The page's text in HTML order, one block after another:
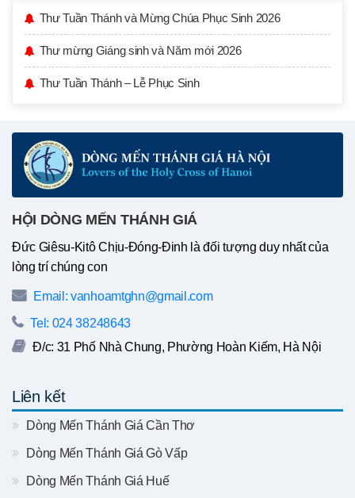
Thư Tuần Thánh và Mừng Chúa Phục Sinh 2026
Thư mừng Giáng sinh và Năm mới 2026
Thư Tuần Thánh – Lễ Phục Sinh
HỘI DÒNG MẾN THÁNH GIÁ
Đức Giêsu-Kitô Chịu-Đóng-Đinh là đối tượng duy nhất của
lòng trí chúng con
Email: vanhoamtghn@gmail.com
Tel: 024 38248643
Đ/c: 31 Phố Nhà Chung, Phường Hoàn Kiếm, Hà Nội
Liên kết
Dòng Mến Thánh Giá Cần Thơ
Dòng Mến Thánh Giá Gò Vấp
Dòng Mến Thánh Giá Huế